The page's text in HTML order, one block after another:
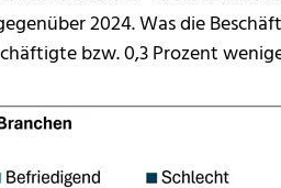
2024. Was die
bzw. 0,3 Prozent